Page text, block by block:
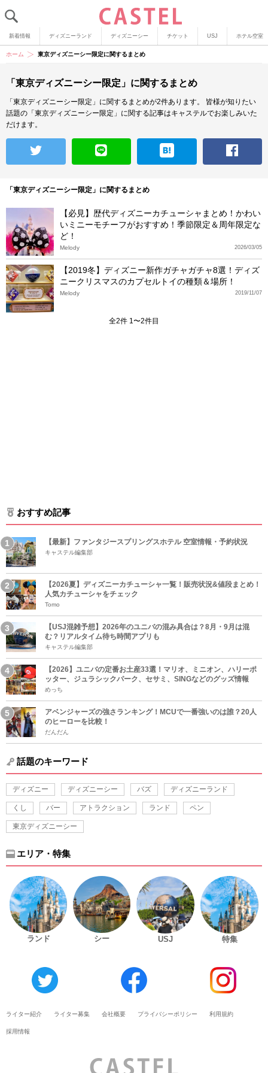
新着情報 ディズニーランド ディズニーシー チケット USJ ホテル空室
ホーム 東京ディズニーシー限定に関するまとめ
「東京ディズニーシー限定」に関するまとめ
「東京ディズニーシー限定」に関するまとめが2件あります。
皆様が知りたい
話題の「東京ディズニーシー限定」に関する記事はキャステルでお楽しみいた
だけます。
「東京ディズニーシー限定」に関するまとめ
【必見】歴代ディズニーカチューシャまとめ！かわい
いミニーモチーフがおすすめ！季節限定＆周年限定な
ど！
2026/03/05
Melody
【2019冬】ディズニー新作ガチャガチャ8選！ディズ
ニークリスマスのカプセルトイの種類＆場所！
2019/11/07
Melody
全2件 1〜2件目
おすすめ記事
【最新】ファンタジースプリングスホテル 空室情報・予約状況
キャステル編集部
【2026夏】ディズニーカチューシャ一覧！販売状況&値段まとめ！
人気カチューシャをチェック
Tomo
【USJ混雑予想】2026年のユニバの混み具合は？8月・9月は混
む？リアルタイム待ち時間アプリも
キャステル編集部
【2026】ユニバの定番お土産33選！マリオ、ミニオン、ハリーポ
ッター、ジュラシックパーク、セサミ、SINGなどのグッズ情報
めっち
アベンジャーズの強さランキング！MCUで一番強いのは誰？20人
のヒーローを比較！
だんだん
話題のキーワード
ディズニー ディズニーシー バズ ディズニーランド
くし バー アトラクション ランド ペン
東京ディズニーシー
エリア・特集
ランド シー USJ 特集
ライター紹介 ライター募集 会社概要 プライバシーポリシー 利用規約
採用情報